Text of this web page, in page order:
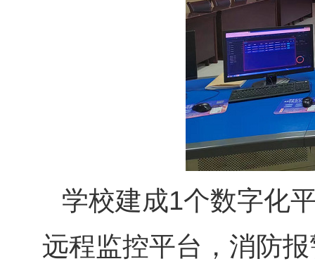
学校建成1个数字化
远程监控平台，消防